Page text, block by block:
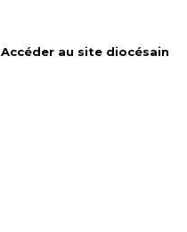
Accéder au site diocésain